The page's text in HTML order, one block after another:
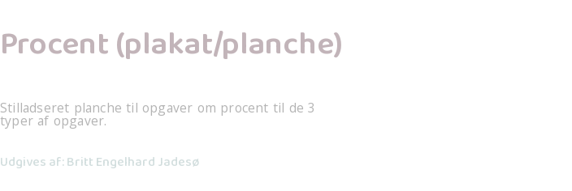
Procent (plakat/planche)
Stilladseret planche til opgaver om procent til de 3
typer af opgaver.
Udgives af: Britt Engelhard Jadesø